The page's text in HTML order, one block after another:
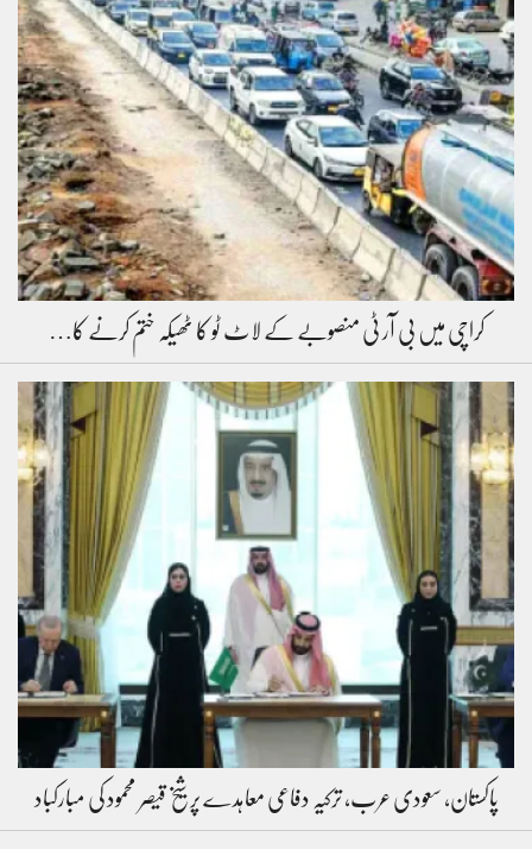
کراچی میں بی آر ٹی منصوبے کے لاٹ ٹو کا ٹھیکہ ختم کرنے کا…
پاکستان، سعودی عرب، ترکیہ دفاعی معاہدے پر شیخ قیصر محمود کی مبارکباد